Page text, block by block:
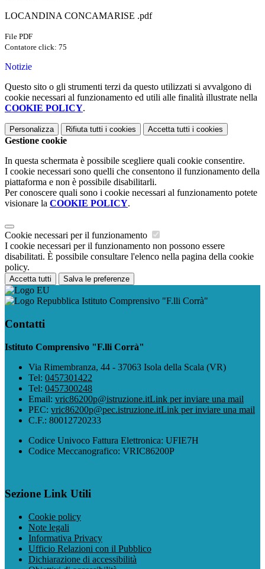
LOCANDINA CONCAMARISE .pdf
File PDF
Contatore click: 75
Notizie
Questo sito o gli strumenti terzi da questo utilizzati si avvalgono di
cookie necessari al funzionamento ed utili alle finalità illustrate nella
COOKIE POLICY.
Personalizza Rifiuta tutti i cookies Accetta tutti i cookies
Gestione cookie
In questa schermata è possibile scegliere quali cookie consentire.
I cookie necessari sono quelli che consentono il funzionamento della
piattaforma e non è possibile disabilitarli.
Per conoscere quali sono i cookie necessari al funzionamento potete
visionare la COOKIE POLICY.
Cookie necessari per il funzionamento
I cookie necessari per il funzionamento non possono essere
disabilitati. È possibile consultare l'elenco nella pagina della cookie
policy.
Accetta tutti Salva le preferenze
Istituto Comprensivo "F.lli Corrà"
Contatti
Istituto Comprensivo "F.lli Corrà"
Via Rimembranza, 44 - 37063 Isola della Scala (VR)
Tel: 0457301422
Tel: 0457300248
Email: vric86200p@istruzione.itLink per inviare una mail
PEC: vric86200p@pec.istruzione.itLink per inviare una mail
C.F.: 80012720233
Codice Univoco Fattura Elettronica: UFIE7H
Codice Meccanografico: VRIC86200P
Sezione Link Utili
Cookie policy
Note legali
Informativa Privacy
Ufficio Relazioni con il Pubblico
Dichiarazione di accessibilità